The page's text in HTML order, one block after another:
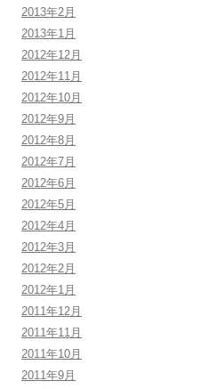
2013年2月
2013年1月
2012年12月
2012年11月
2012年10月
2012年9月
2012年8月
2012年7月
2012年6月
2012年5月
2012年4月
2012年3月
2012年2月
2012年1月
2011年12月
2011年11月
2011年10月
2011年9月